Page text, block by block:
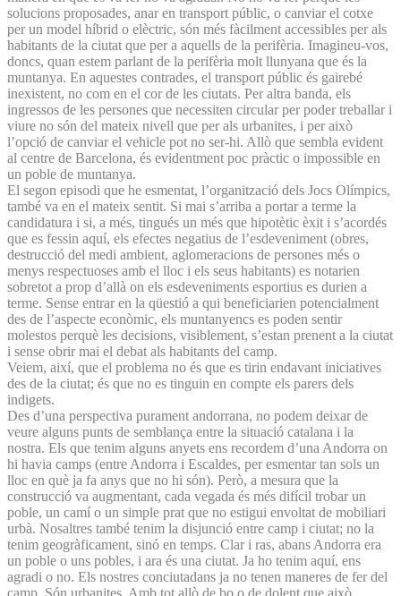
solucions proposades, anar en transport públic, o canviar el cotxe
per un model híbrid o elèctric, són més fàcilment accessibles per als
habitants de la ciutat que per a aquells de la perifèria. Imagineu-vos,
doncs, quan estem parlant de la perifèria molt llunyana que és la
muntanya. En aquestes contrades, el transport públic és gairebé
inexistent, no com en el cor de les ciutats. Per altra banda, els
ingressos de les persones que necessiten circular per poder treballar i
viure no són del mateix nivell que per als urbanites, i per això
l’opció de canviar el vehicle pot no ser-hi. Allò que sembla evident
al centre de Barcelona, és evidentment poc pràctic o impossible en
un poble de muntanya.
El segon episodi que he esmentat, l’organització dels Jocs Olímpics,
també va en el mateix sentit. Si mai s’arriba a portar a terme la
candidatura i si, a més, tingués un més que hipotètic èxit i s’acordés
que es fessin aquí, els efectes negatius de l’esdeveniment (obres,
destrucció del medi ambient, aglomeracions de persones més o
menys respectuoses amb el lloc i els seus habitants) es notarien
sobretot a prop d’allà on els esdeveniments esportius es durien a
terme. Sense entrar en la qüestió a qui beneficiarien potencialment
des de l’aspecte econòmic, els muntanyencs es poden sentir
molestos perquè les decisions, visiblement, s’estan prenent a la ciutat
i sense obrir mai el debat als habitants del camp.
Veiem, així, que el problema no és que es tirin endavant iniciatives
des de la ciutat; és que no es tinguin en compte els parers dels
indigets.
Des d’una perspectiva purament andorrana, no podem deixar de
veure alguns punts de semblança entre la situació catalana i la
nostra. Els que tenim alguns anyets ens recordem d’una Andorra on
hi havia camps (entre Andorra i Escaldes, per esmentar tan sols un
lloc en què ja fa anys que no hi són). Però, a mesura que la
construcció va augmentant, cada vegada és més difícil trobar un
poble, un camí o un simple prat que no estigui envoltat de mobiliari
urbà. Nosaltres també tenim la disjunció entre camp i ciutat; no la
tenim geogràficament, sinó en temps. Clar i ras, abans Andorra era
un poble o uns pobles, i ara és una ciutat. Ja ho tenim aquí, ens
agradi o no. Els nostres conciutadans ja no tenen maneres de fer del
camp. Són urbanites. Amb tot allò de bo o de dolent que això